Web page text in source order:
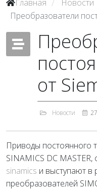
Главная / Новости
Преобразователи
от
Новости
Приводы постоянного
SINAMICS DC MASTER,
sinamics и выступают в
преобразователей